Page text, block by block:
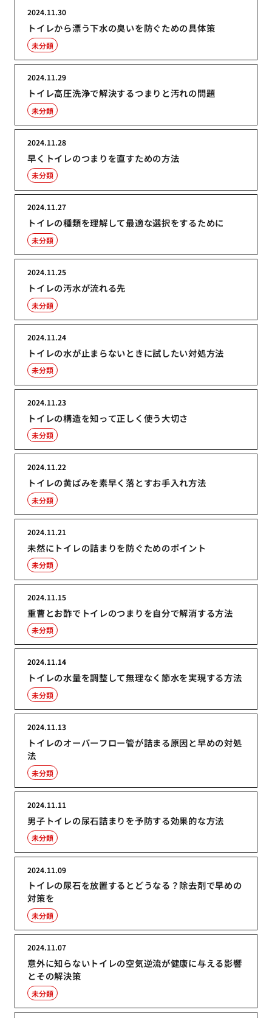
トイレから漂う下水の臭いを防ぐための具体策
2024.11.30
未分類
トイレ高圧洗浄で解決するつまりと汚れの問題
2024.11.29
未分類
早くトイレのつまりを直すための方法
2024.11.28
未分類
トイレの種類を理解して最適な選択をするために
2024.11.27
未分類
トイレの汚水が流れる先
2024.11.25
未分類
トイレの水が止まらないときに試したい対処方法
2024.11.24
未分類
トイレの構造を知って正しく使う大切さ
2024.11.23
未分類
トイレの黄ばみを素早く落とすお手入れ方法
2024.11.22
未分類
未然にトイレの詰まりを防ぐためのポイント
2024.11.21
未分類
重曹とお酢でトイレのつまりを自分で解消する方法
2024.11.15
未分類
トイレの水量を調整して無理なく節水を実現する方法
2024.11.14
未分類
トイレのオーバーフロー管が詰まる原因と早めの対処
法
2024.11.13
未分類
男子トイレの尿石詰まりを予防する効果的な方法
2024.11.11
未分類
トイレの尿石を放置するとどうなる？除去剤で早めの
対策を
2024.11.09
未分類
意外に知らないトイレの空気逆流が健康に与える影響
とその解決策
2024.11.07
未分類